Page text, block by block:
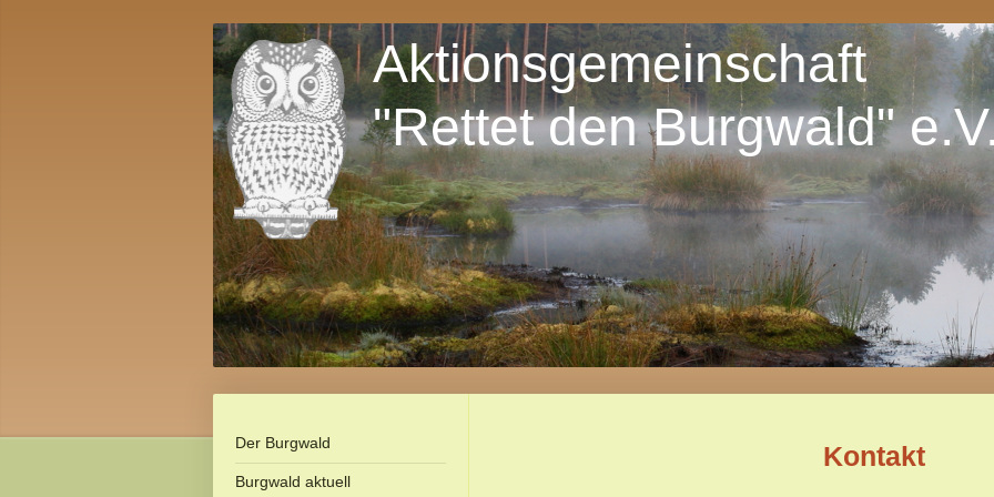
Aktionsgemeinschaft
"Rettet den Burgwald"
Der Burgwald
Burgwald aktuell
Kontakt